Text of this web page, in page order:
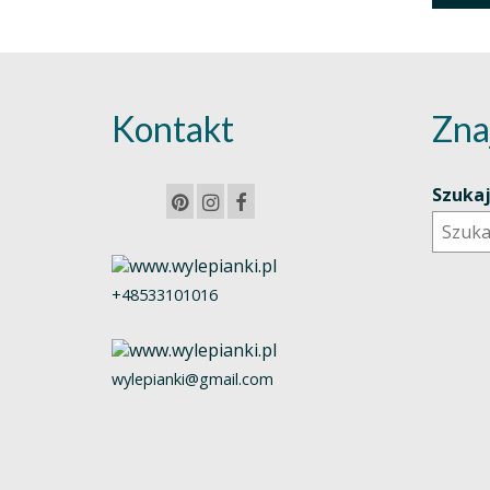
Kontakt
+48533101016
wylepianki@gmail.com
Szukaj